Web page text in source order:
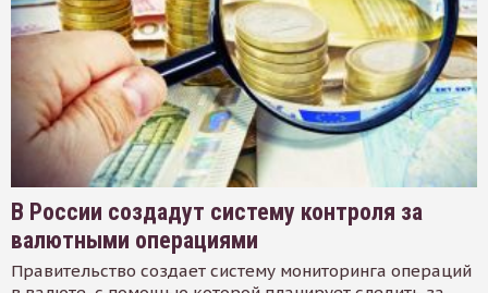
В России создадут систему контроля за
валютными операциями
Правительство создает систему мониторинга операций